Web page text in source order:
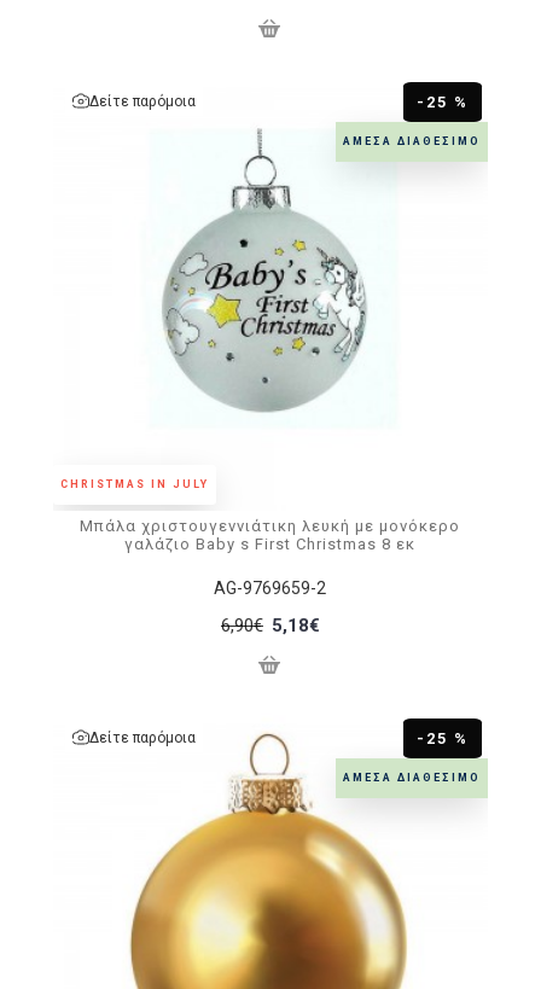
ΆΜΕΣΑ ΔΙΑΘΈΣΙΜΟ
CHRISTMAS IN JULY
-25 %
Δείτε παρόμοια
AG-9769659-2
Μπάλα χριστουγεννιάτικη λευκή με μονόκερο
γαλάζιο Baby s First Christmas 8 εκ
6,90€ 5,18€
ΆΜΕΣΑ ΔΙΑΘΈΣΙΜΟ
-25 %
Δείτε παρόμοια